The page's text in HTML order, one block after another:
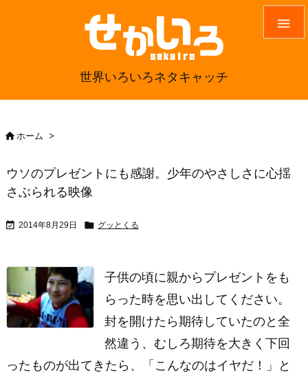
世界いろいろネタキャッチ

ホーム >
ウソのプレゼントにも感謝。少年のやさしさに心揺
さぶられる映像
 2014年8月29日  グッとくる
子供の頃に親からプレゼントをも
らった時を思い出してください。
封を開けたら期待していたのと全
然違う、むしろ期待を大きく下回
ったものが出てきたら、「こんなのはイヤだ！」と